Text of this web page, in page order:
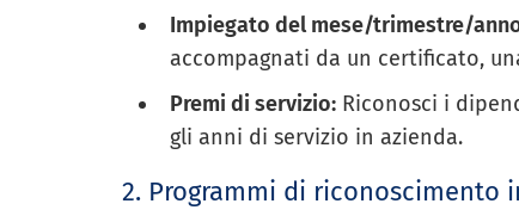
Impiegato del mese/trimestre/
accompagnati da un certificato,
Premi di servizio: Riconosci i
gli anni di servizio in azienda.
2. Programmi di riconoscimento